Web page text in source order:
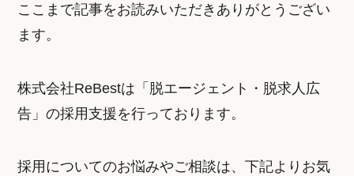
ここまで記事をお読みいただきありがとうござい
ます。
株式会社ReBestは「脱エージェント・脱求人広
告」の採用支援を行っております。
採用についてのお悩みやご相談は、下記よりお気